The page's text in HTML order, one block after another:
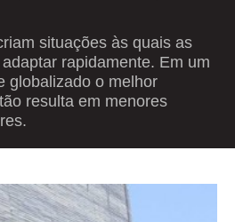
situações às quais as
rapidamente. Em um
globalizado o melhor
resulta em menores